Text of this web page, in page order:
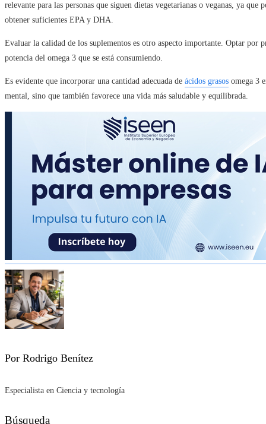
relevante para las personas que siguen dietas vegetarianas o veganas, ya
obtener suficientes EPA y DHA.
Evaluar la calidad de los suplementos es otro aspecto importante. Optar por
potencia del omega 3 que se está consumiendo.
Es evidente que incorporar una cantidad adecuada de ácidos grasos omega 3
mental, sino que también favorece una vida más saludable y equilibrada.
Por Rodrigo Benítez
Especialista en Ciencia y tecnología
Búsqueda